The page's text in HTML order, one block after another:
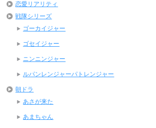
恋愛リアリティ
戦隊シリーズ
ゴーカイジャー
ゴセイジャー
ニンニンジャー
ルパンレンジャーパトレンジャー
朝ドラ
あさが来た
あまちゃん